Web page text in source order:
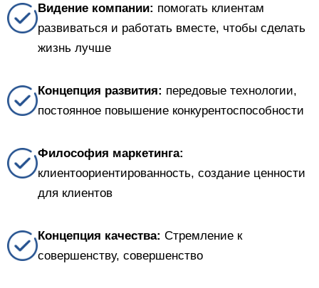
Видение компании: помогать клиентам
развиваться и работать вместе, чтобы сделать
жизнь лучше
Концепция развития: передовые технологии,
постоянное повышение конкурентоспособности
Философия маркетинга:
клиентоориентированность, создание ценности
для клиентов
Концепция качества: Стремление к
совершенству, совершенство